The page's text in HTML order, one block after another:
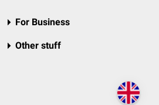
For Business
Other stuff